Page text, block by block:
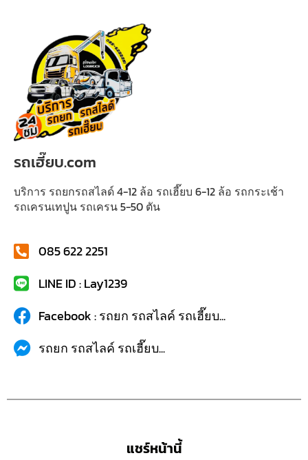
รถเฮี๊ยบ.com
บริการ รถยกรถสไลด์ 4-12 ล้อ รถเฮี๊ยบ 6-12 ล้อ รถกระเช้า
รถเครนเทปูน รถเครน 5-50 ตัน
085 622 2251
LINE ID : Lay1239
Facebook : รถยก รถสไลค์ รถเฮี๊ยบ...
รถยก รถสไลค์ รถเฮี๊ยบ...
แชร์หน้านี้